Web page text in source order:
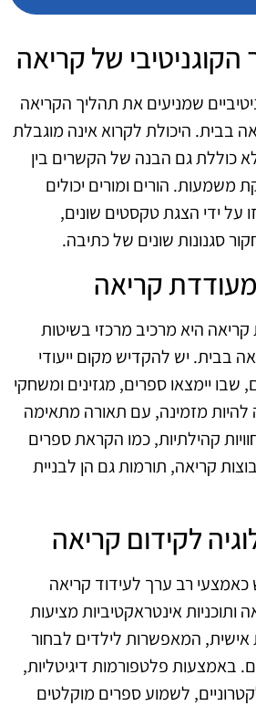
של קריאה
שמניעים את תהליך הקריאה
בבית. היכולת לקרוא אינה מוגבלת
כוללת גם הבנה של הקשרים בין
משמעות. הורים ומורים יכולים
על ידי הצגת טקסטים שונים,
סגנונות שונים של כתיבה.
קריאה
היא מרכיב מרכזי בשיטות
בבית. יש להקדיש מקום ייעודי
שבו יימצאו ספרים, מגזינים ומשחקי
להיות מזמינה, עם תאורה מתאימה
קהילתיות, כמו הקראת ספרים
קריאה, תורמות גם הן לבניית
לקידום קריאה
כאמצעי רב ערך לעידוד קריאה
ותוכניות אינטראקטיביות מציעות
אישית, המאפשרות לילדים לבחור
באמצעות פלטפורמות דיגיטליות,
לשמוע ספרים מוקלטים